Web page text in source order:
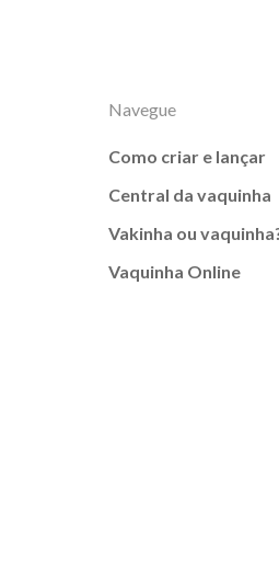
Navegue
Como criar e lançar
Central da vaquinha
Vakinha ou
Vaquinha Online